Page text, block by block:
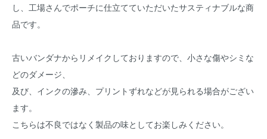
し、工場さんでポーチに仕立てていただいたサスティナブルな商
品です。
古いバンダナからリメイクしておりますので、小さな傷やシミな
どのダメージ、
及び、インクの滲み、プリントずれなどが見られる場合がござい
ます。
こちらは不良ではなく製品の味としてお楽しみください。